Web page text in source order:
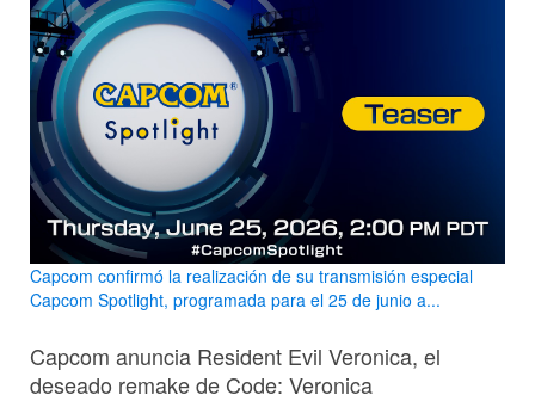
Capcom confirmó la realización de su transmisión especial
Capcom Spotlight, programada para el 25 de junio a...
Capcom anuncia Resident Evil Veronica, el
deseado remake de Code: Veronica